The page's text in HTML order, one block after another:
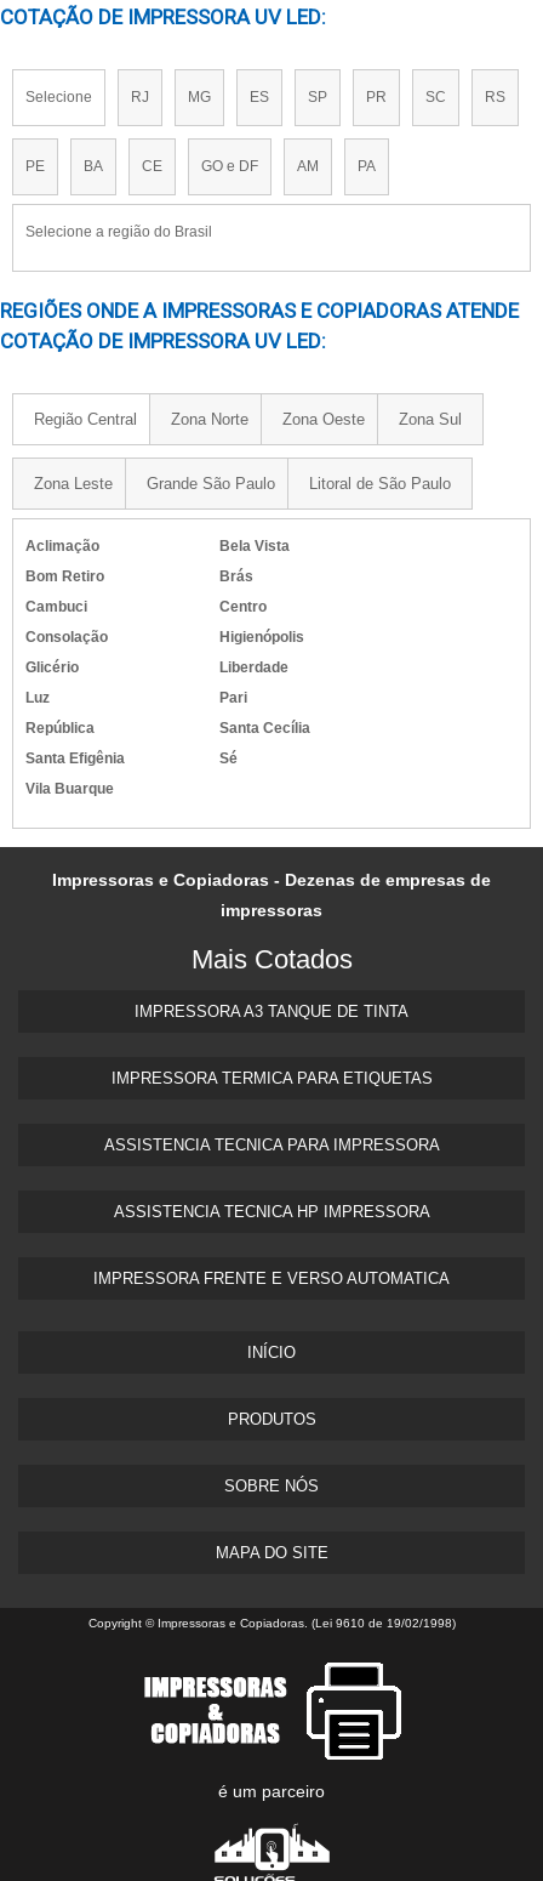
COTAÇÃO DE IMPRESSORA UV LED:
Selecione RJ MG ES SP PR SC RS
PE BA CE GO e DF AM PA
Selecione a região do Brasil
REGIÕES ONDE A IMPRESSORAS E COPIADORAS ATENDE
COTAÇÃO DE IMPRESSORA UV LED:
Região Central Zona Norte Zona Oeste Zona Sul
Zona Leste Grande São Paulo Litoral de São Paulo
Aclimação
Bela Vista
Bom Retiro
Brás
Cambuci
Centro
Consolação
Higienópolis
Glicério
Liberdade
Luz
Pari
República
Santa Cecília
Santa Efigênia
Sé
Vila Buarque
Impressoras e Copiadoras - Dezenas de empresas de
impressoras
Mais Cotados
IMPRESSORA A3 TANQUE DE TINTA​
IMPRESSORA TERMICA PARA ETIQUETAS​
ASSISTENCIA TECNICA PARA IMPRESSORA
ASSISTENCIA TECNICA HP IMPRESSORA​
IMPRESSORA FRENTE E VERSO AUTOMATICA
INÍCIO
PRODUTOS
SOBRE NÓS
MAPA DO SITE
Copyright © Impressoras e Copiadoras. (Lei 9610 de 19/02/1998)
é um parceiro